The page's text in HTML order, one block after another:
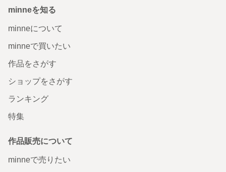
minneを知る
minneについて
minneで買いたい
作品をさがす
ショップをさがす
ランキング
特集
作品販売について
minneで売りたい